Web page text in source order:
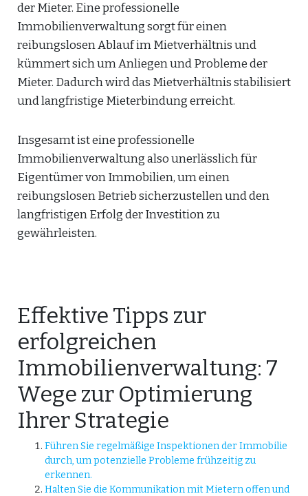
der Mieter. Eine professionelle
Immobilienverwaltung sorgt für einen
reibungslosen Ablauf im Mietverhältnis und
kümmert sich um Anliegen und Probleme der
Mieter. Dadurch wird das Mietverhältnis stabilisiert
und langfristige Mieterbindung erreicht.
Insgesamt ist eine professionelle
Immobilienverwaltung also unerlässlich für
Eigentümer von Immobilien, um einen
reibungslosen Betrieb sicherzustellen und den
langfristigen Erfolg der Investition zu
gewährleisten.
Effektive Tipps zur
erfolgreichen
Immobilienverwaltung: 7
Wege zur Optimierung
Ihrer Strategie
Führen Sie regelmäßige Inspektionen der Immobilie
durch, um potenzielle Probleme frühzeitig zu
erkennen.
Halten Sie die Kommunikation mit Mietern offen und